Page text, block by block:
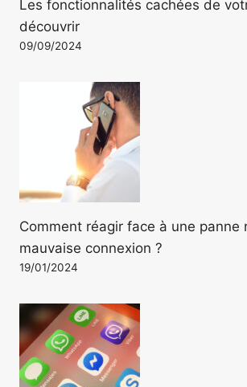
Les fonctionnalités cachées de
découvrir
09/09/2024
Comment réagir face à une panne
mauvaise connexion ?
19/01/2024